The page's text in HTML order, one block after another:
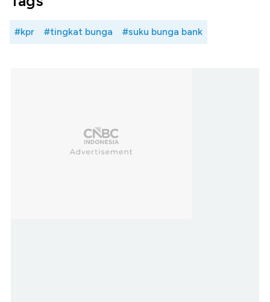
#kpr #tingkat bunga #suku bunga bank